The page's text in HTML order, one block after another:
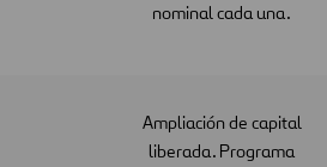
nominal cada una.
Ampliación de capital
liberada. Programa